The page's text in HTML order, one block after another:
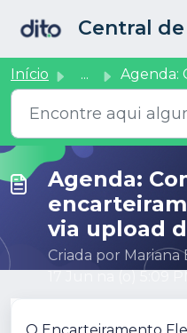
Início ... Agenda: Como realizar o
Agenda:
via upload
Criada por